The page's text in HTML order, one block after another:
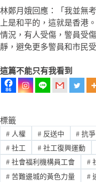
林鄭月娥回應：「我並無
上是和平的，這就是香港
情況，有人受傷，警員受
靜，避免更多警員和市民受
這篇不能只有我看到
86
標籤
#人權 #反送中 # 抗爭
#社工 #社工復興運動
#社會福利機構員工會 #
#苦難邊城的黃色力量 #